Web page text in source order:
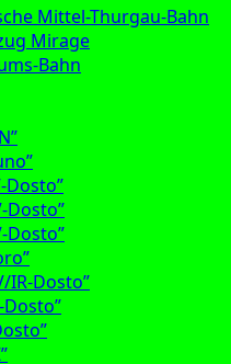
Mittel-Thurgau-Bahn
Mirage
Bahn
Dosto”
Dosto”
Dosto”
IR-Dosto”
Dosto”